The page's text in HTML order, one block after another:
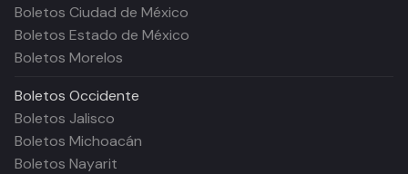
Boletos Ciudad de México
Boletos Estado de México
Boletos Morelos
Boletos Occidente
Boletos Jalisco
Boletos Michoacán
Boletos Nayarit